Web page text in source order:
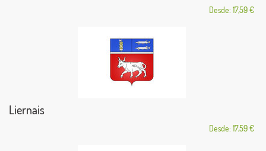
Desde: 17,59 €
Liernais
Desde: 17,59 €